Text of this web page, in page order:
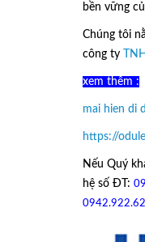
bền vững
Chúng tôi
công ty
xem thêm :
mai hien di
https://
Nếu Quý
hệ số ĐT:
09